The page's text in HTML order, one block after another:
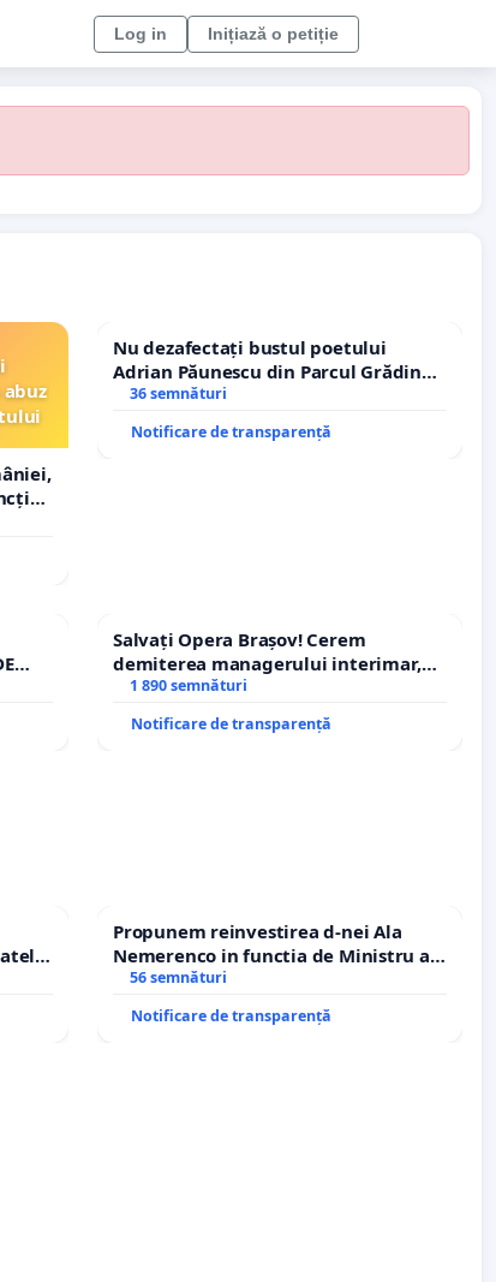
Log in Inițiază o petiție
Nu dezafectați bustul poetului
Adrian Păunescu din Parcul Grădina
Icoanei! Stop cenzurii culturale!
36 semnături
Notificare de transparență
Salvați Opera Brașov! Cerem
demiterea managerului interimar,
Petrean Lucian-Marius!
1 890 semnături
Notificare de transparență
Propunem reinvestirea d-nei Ala
Nemerenco in functia de Ministru al
Sanatatii
56 semnături
Notificare de transparență